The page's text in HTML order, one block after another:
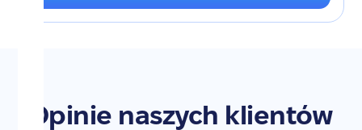
Opinie naszych klientów